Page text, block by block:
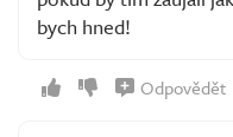
bych hned!
Odpovědět